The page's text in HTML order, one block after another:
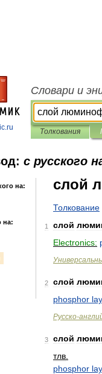
Словари и
Толкования
с русского
на:
на:
слой
Толкование
1 слой
Electronics:
2 слой
phosphor
Русско-
3 слой
тлв
phosphor